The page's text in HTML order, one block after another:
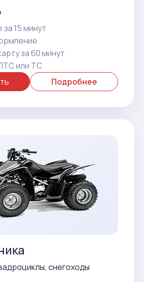
15 минут
за 60 минут
или ТС
Подробнее
снегоходы